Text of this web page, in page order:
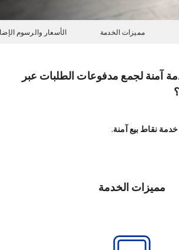
مميزات الخدمة الأسعار والرسوم
آمنة لجمع مدفوعات الطلبات عبر
نقاط بيع آمنة.
مميزات الخدمة
iMile Chat